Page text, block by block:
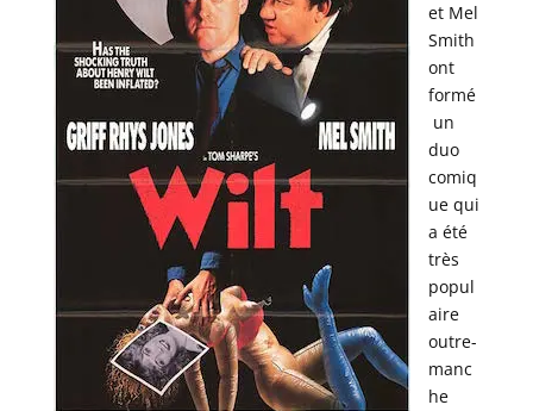
et Mel
Smith
ont
formé
un
duo
comiq
ue qui
a été
très
popul
aire
outre-
manc
he